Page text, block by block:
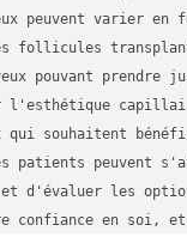
peuvent varier
pouvant
qui souhaitent
patients peuvent
d'évaluer les
confiance en